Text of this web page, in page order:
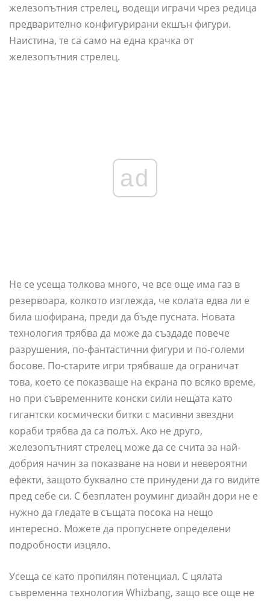
железопътния стрелец, водещи играчи чрез редица
предварително конфигурирани екшън фигури.
Наистина, те са само на една крачка от
железопътния стрелец.
ad
Не се усеща толкова много, че все още има газ в
резервоара, колкото изглежда, че колата едва ли е
била шофирана, преди да бъде пусната. Новата
технология трябва да може да създаде повече
разрушения, по-фантастични фигури и по-големи
босове. По-старите игри трябваше да ограничат
това, което се показваше на екрана по всяко време,
но при съвременните конски сили нещата като
гигантски космически битки с масивни звездни
кораби трябва да са полъх. Ако не друго,
железопътният стрелец може да се счита за най-
добрия начин за показване на нови и невероятни
ефекти, защото буквално сте принудени да го видите
пред себе си. С безплатен роуминг дизайн дори не е
нужно да гледате в същата посока на нещо
интересно. Можете да пропуснете определени
подробности изцяло.
Усеща се като пропилян потенциал. С цялата
съвременна технология Whizbang, защо все още не